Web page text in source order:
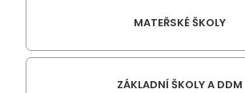
MATEŘSKÉ ŠKOLY
ZÁKLADNÍ ŠKOLY A DDM